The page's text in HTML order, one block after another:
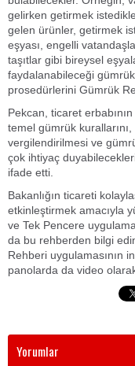
gelirken getirmek
gelen ürünler, getirmek
eşyası, engelli
taşıtlar gibi bireysel
faydalanabileceği
prosedürlerini Gümrük
Pekcan, ticaret
temel gümrük
vergilendirilmesi ve
çok ihtiyaç
ifade etti.
Bakanlığın ticareti
etkinleştirmek amacıyla
ve Tek Pencere
da bu rehberden bilgi
Rehberi uygulamasının
panolarda da video
Yorumlar